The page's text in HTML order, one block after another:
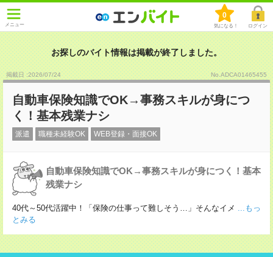
メニュー
0
気になる！ ログイン
お探しのバイト情報は掲載が終了しました。
掲載日 :2026/07/24 No.ADCA01465455
自動車保険知識でOK→事務スキルが身につ
く！基本残業ナシ
派遣 職種未経験OK WEB登録・面接OK
自動車保険知識でOK→事務スキルが身につく！基本
残業ナシ
40代～50代活躍中！「保険の仕事って難しそう…」そんなイメ ...もっ
とみる